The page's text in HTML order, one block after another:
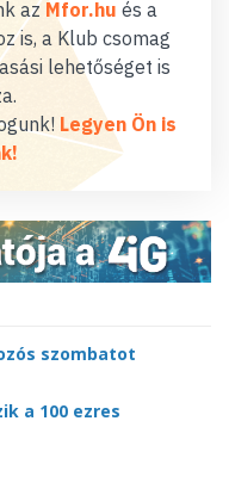
az Mfor.hu és a
is, a Klub csomag
lehetőséget is
Legyen Ön is
szombatot
a 100 ezres